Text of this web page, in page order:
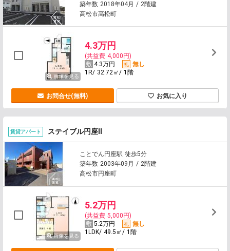
築年数 2018年04月 / 2階建
高松市高松町
画像を見る
4.3万円
(共益費 4,000円)
4.3万円
無し
1R/ 32.72㎡/ 1階
お問合せ(無料) お気に入り
賃貸アパート ステイブル円座Ⅱ
ことでん円座駅 徒歩5分
築年数 2003年09月 / 2階建
高松市円座町
画像を見る
5.2万円
(共益費 5,000円)
5.2万円
無し
1LDK/ 49.5㎡/ 1階